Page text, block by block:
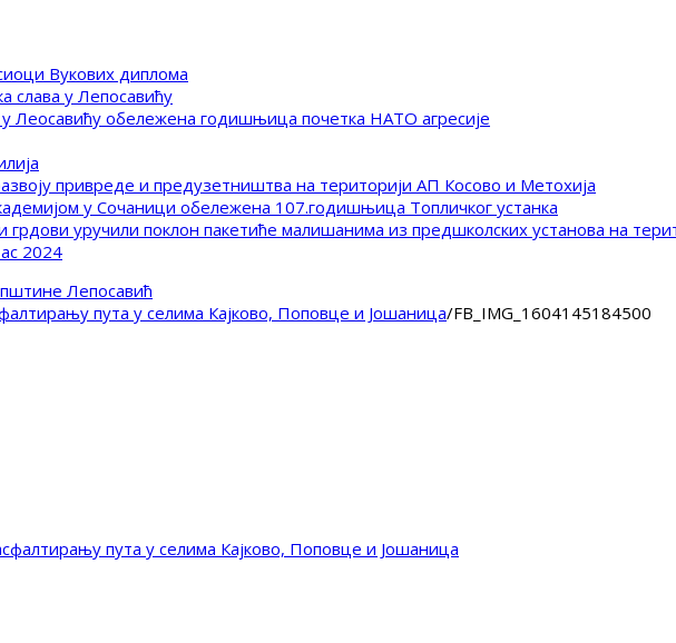
Вукових диплома
слава у Лепосавићу
Леосавићу обележена годишњица почетка НАТО агресије
привреде и предузетништва на територији АП Косово и Метохија
у Сочаници обележена 107.годишњица Топличког устанка
грдови уручили поклон пакетиће малишанима из предшколских установа на
2024
пута у селима Кајково, Поповце и Јошаница/FB_IMG_1604145184500
пута у селима Кајково, Поповце и Јошаница